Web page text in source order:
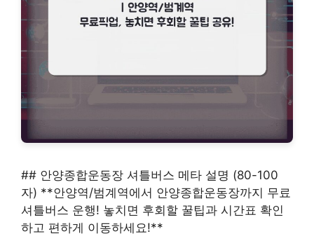
## 안양종합운동장 셔틀버스 메타 설명 (80-100
자) **안양역/범계역에서 안양종합운동장까지 무료
셔틀버스 운행! 놓치면 후회할 꿀팁과 시간표 확인
하고 편하게 이동하세요!**